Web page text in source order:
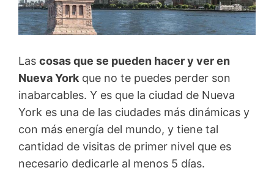
Las cosas que se pueden hacer y ver en
Nueva York que no te puedes perder son
inabarcables. Y es que la ciudad de Nueva
York es una de las ciudades más dinámicas y
con más energía del mundo, y tiene tal
cantidad de visitas de primer nivel que es
necesario dedicarle al menos 5 días.